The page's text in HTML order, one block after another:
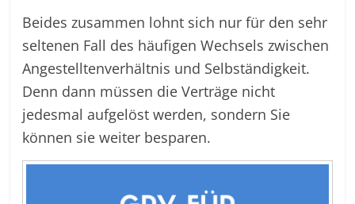
Beides zusammen lohnt sich nur für den sehr
seltenen Fall des häufigen Wechsels zwischen
Angestelltenverhältnis und Selbständigkeit.
Denn dann müssen die Verträge nicht
jedesmal aufgelöst werden, sondern Sie
können sie weiter besparen.